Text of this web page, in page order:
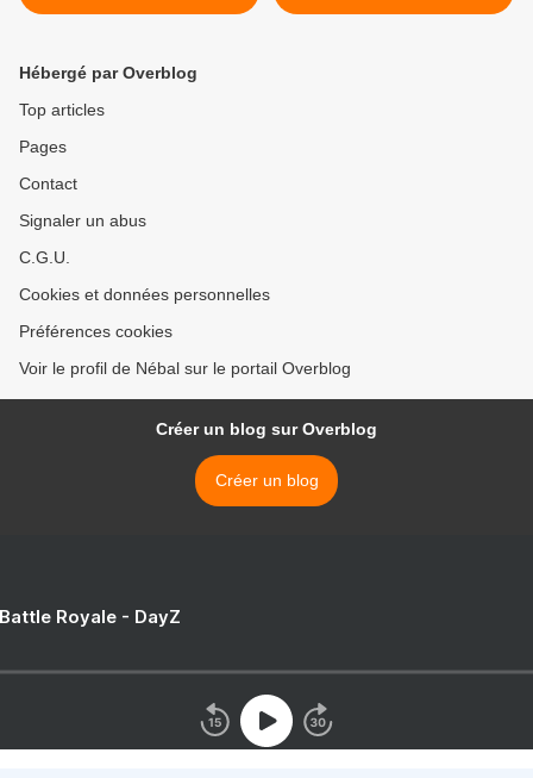
(ed.)
Hébergé par Overblog
Top articles
Pages
Contact
Signaler un abus
C.G.U.
Cookies et données personnelles
Préférences cookies
Voir le profil de Nébal sur le portail Overblog
Créer un blog sur Overblog
Créer un blog
Royale - DayZ